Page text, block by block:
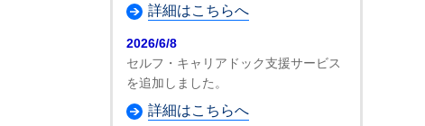
詳細はこちらへ
2026/6/8
セルフ・キャリアドック支援サービス
を追加しました。
詳細はこちらへ